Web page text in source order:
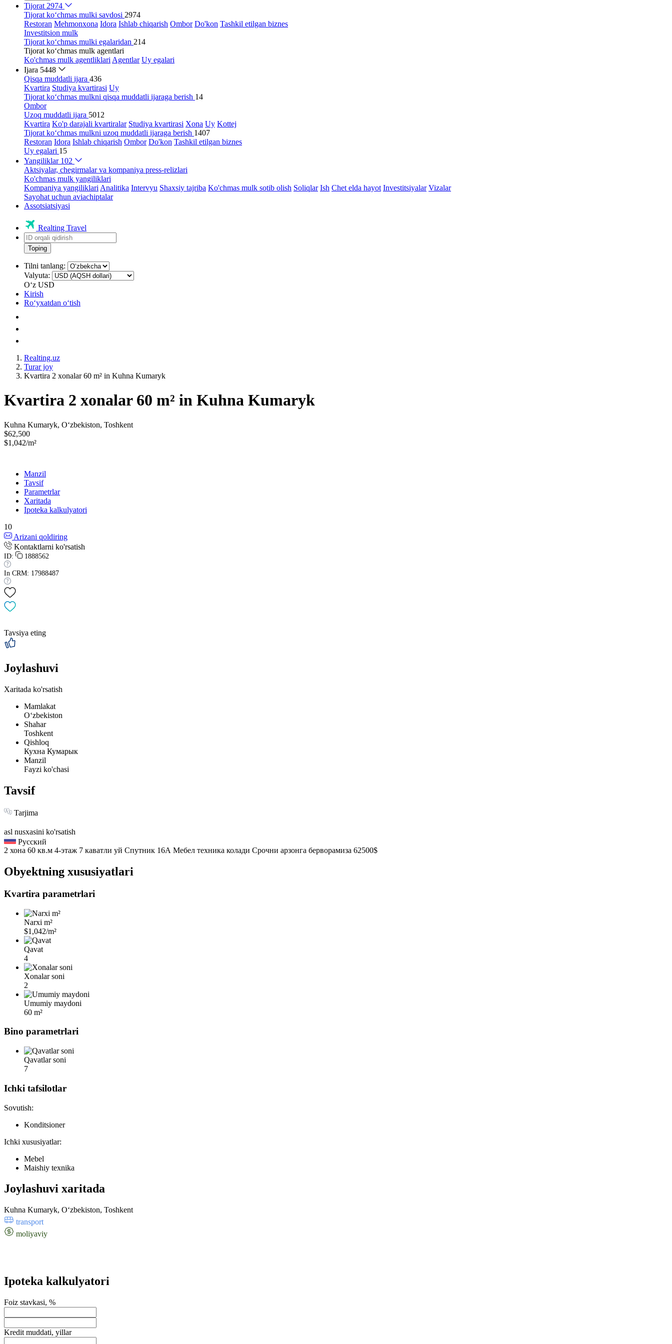
Tijorat 2974
Tijorat ko‘chmas mulki savdosi 2974
Restoran Mehmonxona Idora Ishlab chiqarish Ombor Do'kon Tashkil etilgan biznes
Investitsion mulk
Tijorat ko‘chmas mulki egalaridan 214
Tijorat ko‘chmas mulk agentlari
Ko'chmas mulk agentliklari Agentlar Uy egalari
Ijara 5448
Qisqa muddatli ijara 436
Kvartira Studiya kvartirasi Uy
Tijorat ko‘chmas mulkni qisqa muddatli ijaraga berish 14
Ombor
Uzoq muddatli ijara 5012
Kvartira Ko'p darajali kvartiralar Studiya kvartirasi Xona Uy Kottej
Tijorat ko‘chmas mulkni uzoq muddatli ijaraga berish 1407
Restoran Idora Ishlab chiqarish Ombor Do'kon Tashkil etilgan biznes
Uy egalari 15
Yangiliklar 102
Aktsiyalar, chegirmalar va kompaniya press-relizlari
Ko'chmas mulk yangiliklari
Kompaniya yangiliklari Analitika Intervyu Shaxsiy tajriba Ko'chmas mulk sotib olish Soliqlar Ish Chet elda hayot Investitsiyalar Vizalar
Sayohat uchun aviachiptalar
Assotsiatsiyasi
Realting Travel
Toping
Tilni tanlang:
Valyuta:
Oʻz USD
Kirish
Roʻyxatdan oʻtish
Realting.uz
Turar joy
Kvartira 2 xonalar 60 m² in Kuhna Kumaryk
Kvartira 2 xonalar 60 m² in Kuhna Kumaryk
Kuhna Kumaryk, Oʻzbekiston, Toshkent
$62,500
$1,042/m²
Manzil
Tavsif
Parametrlar
Xaritada
Ipoteka kalkulyatori
10
Arizani qoldiring
Kontaktlarni ko'rsatish
ID: 1888562
In CRM: 17988487
Tavsiya eting
Joylashuvi
Xaritada ko'rsatish
Mamlakat
Oʻzbekiston
Shahar
Toshkent
Qishloq
Кухна Кумарык
Manzil
Fayzi ko'chasi
Tavsif
Tarjima
asl nusxasini ko'rsatish
Русский
2 хона 60 кв.м 4-этаж 7 каватли уй Спутник 16А Мебел техника колади Срочни арзонга берворамиза 62500$
Obyektning xususiyatlari
Kvartira parametrlari
Narxi m²
$1,042/m²
Qavat
4
Xonalar soni
2
Umumiy maydoni
60 m²
Bino parametrlari
Qavatlar soni
7
Ichki tafsilotlar
Sovutish:
Konditsioner
Ichki xususiyatlar:
Mebel
Maishiy texnika
Joylashuvi xaritada
Kuhna Kumaryk, Oʻzbekiston, Toshkent
transport
moliyaviy
Ipoteka kalkulyatori
Foiz stavkasi, %
Kredit muddati, yillar